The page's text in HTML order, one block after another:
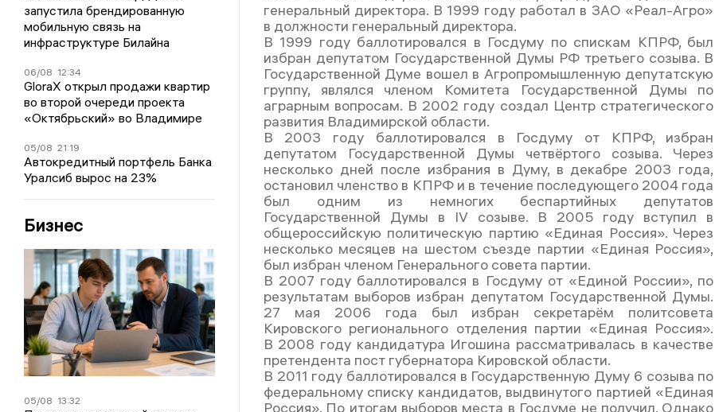
запустила брендированную
мобильную связь на
инфраструктуре Билайна
06/08 12:34
GloraX открыл продажи квартир
во второй очереди проекта
«Октябрьский» во Владимире
05/08 21:19
Автокредитный портфель Банка
Уралсиб вырос на 23%
Бизнес
05/08 13:32
генеральный директора. В 1999 году работал в ЗАО «Реал-Агро»
в должности генеральный директора.
В 1999 году баллотировался в Госдуму по спискам КПРФ, был
избран депутатом Государственной Думы РФ третьего созыва. В
Государственной Думе вошел в Агропромышленную депутатскую
группу, являлся членом Комитета Государственной Думы по
аграрным вопросам. В 2002 году создал Центр стратегического
развития Владимирской области.
В 2003 году баллотировался в Госдуму от КПРФ, избран
депутатом Государственной Думы четвёртого созыва. Через
несколько дней после избрания в Думу, в декабре 2003 года,
остановил членство в КПРФ и в течение последующего 2004 года
был одним из немногих беспартийных депутатов
Государственной Думы в IV созыве. В 2005 году вступил в
общероссийскую политическую партию «Единая Россия». Через
несколько месяцев на шестом съезде партии «Единая Россия»,
был избран членом Генерального совета партии.
В 2007 году баллотировался в Госдуму от «Единой России», по
результатам выборов избран депутатом Государственной Думы.
27 мая 2006 года был избран секретарём политсовета
Кировского регионального отделения партии «Единая Россия».
В 2008 году кандидатура Игошина рассматривалась в качестве
претендента пост губернатора Кировской области.
В 2011 году баллотировался в Государственную Думу 6 созыва по
федеральному списку кандидатов, выдвинутого партией «Единая
Россия». По итогам выборов места в Госдуме не получил. Однако